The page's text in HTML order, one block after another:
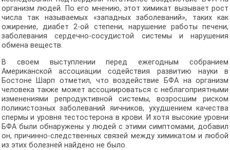
организм людей. По его мнению, этот химикат вызывает рост
числа так называемых «западных заболеваний», таких как
ожирение, диабет 2-ой степени, нарушение работы печени,
заболевания сердечно-сосудистой системы и нарушения
обмена веществ.
В своем выступлении перед ежегодным собранием
Американской ассоциации содействия развитию науки в
Бостоне Шарп отметил, что воздействие БФА на организм
человека также может ассоциироваться с неблагоприятными
изменениями репродуктивной системы, возросшим риском
поликистозных заболеваний яичников, ухудшением качества
спермы и уровня тестостерона в крови. И хотя высокие уровни
БФА были обнаружены у людей с этими симптомами, добавил
он, причинно-следственных связей между химикатом и любой
из этих болезней найдено не было.